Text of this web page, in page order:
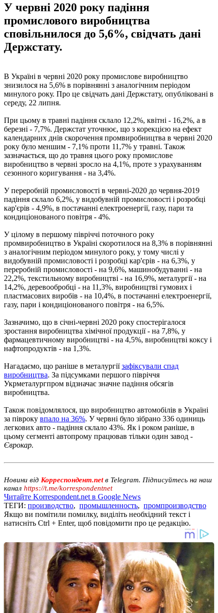
У червні 2020 року падіння
промислового виробництва
сповільнилося до 5,6%, свідчать дані
Держстату.
В Україні в червні 2020 року промислове виробництво
знизилося на 5,6% в порівнянні з аналогічним періодом
минулого року. Про це свідчать дані Держстату, опубліковані в
середу, 22 липня.
При цьому в травні падіння склало 12,2%, квітні - 16,2%, а в
березні - 7,7%. Держстат уточнює, що з корекцією на ефект
календарних днів скорочення промвиробництва в червні 2020
року було меншим - 7,1% проти 11,7% у травні. Також
зазначається, що до травня цього року промислове
виробництво в червні зросло на 4,1%, проте з урахуванням
сезонного коригування - на 3,4%.
У переробній промисловості в червні-2020 до червня-2019
падіння склало 6,2%, у видобувній промисловості і розробці
кар'єрів - 4,9%, в постачанні електроенергії, газу, пари та
кондиціонованого повітря - 4%.
У цілому в першому півріччі поточного року
промвиробництво в Україні скоротилося на 8,3% в порівнянні
з аналогічним періодом минулого року, у тому числі у
видобувній промисловості і розробці кар'єрів - на 6,3%, у
переробній промисловості - на 9,6%, машинобудуванні - на
22,2%, текстильному виробництві - на 16,9%, металургії - на
14,2%, деревообробці - на 11,3%, виробництві гумових і
пластмасових виробів - на 10,4%, в постачанні електроенергії,
газу, пари і кондиціонованого повітря - на 6,5%.
Зазначимо, що в січні-червні 2020 року спостерігалося
зростання виробництва хімічної продукції - на 7,8%, у
фармацевтичному виробництві - на 4,5%, виробництві коксу і
нафтопродуктів - на 1,3%.
Нагадаємо, що раніше в металургіїзафіксували спад
виробництва. За підсумками першого півріччя
Укрметалургпром відзначає значне падіння обсягів
виробництва.
Також повідомлялося, що виробництво автомобілів в Україні
за півроку впало на 36%. У червні було зібрано 336 одиниць
легкових авто - падіння склало 43%. Як і роком раніше, в
цьому сегменті автопрому працював тільки один завод -
Єврокар.
Новини від Корреспондент.netв Telegram. Підписуйтесь на наш
канал https://t.me/korrespondentnet
Читайте Korrespondent.net в Google News
ТЕГИ: производство, промышленность, промпроизводство
Якщо ви помітили помилку, виділіть необхідний текст і
натисніть Ctrl + Enter, щоб повідомити про це редакцію.